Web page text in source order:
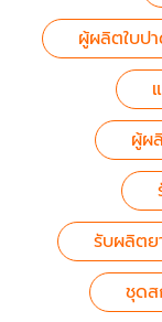
ผู้ผลิตใบป
ผู้ผ
รับผลิต
ชุดส